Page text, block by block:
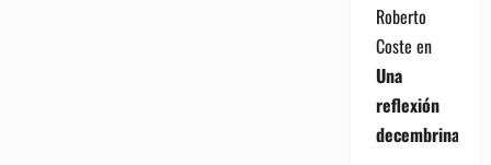
Roberto
Coste en
Una
reflexión
decembrina